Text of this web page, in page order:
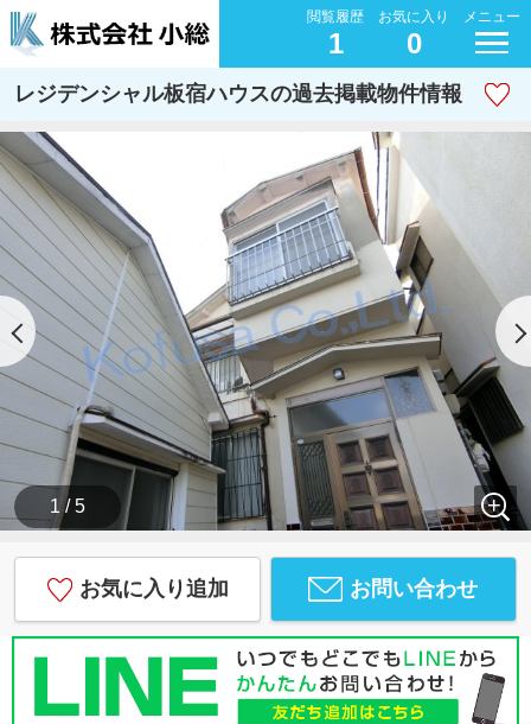
閲覧履歴
1
お気に入り
0
メニュー
レジデンシャル板宿ハウスの過去掲載物件情報
1 / 5
お気に入り追加 お問い合わせ